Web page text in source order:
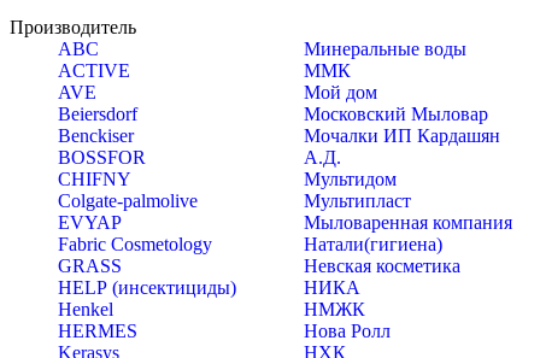
Производитель
ABC
ACTIVE
AVE
Beiersdorf
Benckiser
BOSSFOR
CHIFNY
Colgate-palmolive
EVYAP
Fabric Cosmetology
GRASS
HELP (инсектициды)
Henkel
HERMES
Kerasys
Минеральные воды
ММК
Мой дом
Московский Мыловар
Мочалки ИП Кардашян
А.Д.
Мультидом
Мультипласт
Мыловаренная компания
Натали(гигиена)
Невская косметика
НИКА
НМЖК
Нова Ролл
НХК